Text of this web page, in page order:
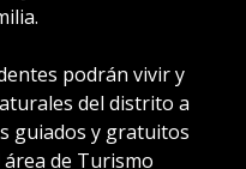
podrán vivir y
del distrito a
guiados y gratuitos
de Turismo